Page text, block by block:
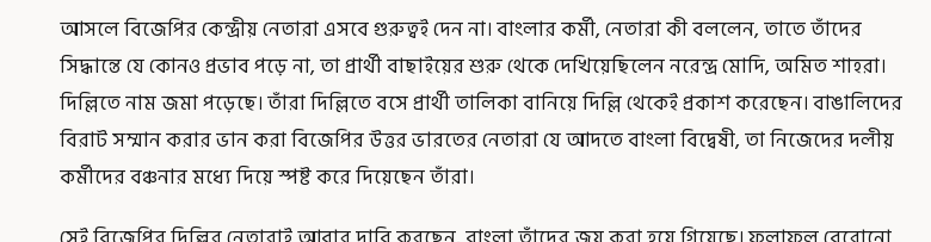
আসলে বিজেপির কেন্দ্রীয় নেতারা এসবে গুরুত্বই দেন না। বাংলার কর্মী, নেতারা কী বললেন, তাতে তাঁদের
সিদ্ধান্তে যে কোনও প্রভাব পড়ে না, তা প্রার্থী বাছাইয়ের শুরু থেকে দেখিয়েছিলেন নরেন্দ্র মোদি, অমিত শাহরা।
দিল্লিতে নাম জমা পড়েছে। তাঁরা দিল্লিতে বসে প্রার্থী তালিকা বানিয়ে দিল্লি থেকেই প্রকাশ করেছেন। বাঙালিদের
বিরাট সম্মান করার ভান করা বিজেপির উত্তর ভারতের নেতারা যে আদতে বাংলা বিদ্বেষী, তা নিজেদের দলীয়
কর্মীদের বঞ্চনার মধ্যে দিয়ে স্পষ্ট করে দিয়েছেন তাঁরা।